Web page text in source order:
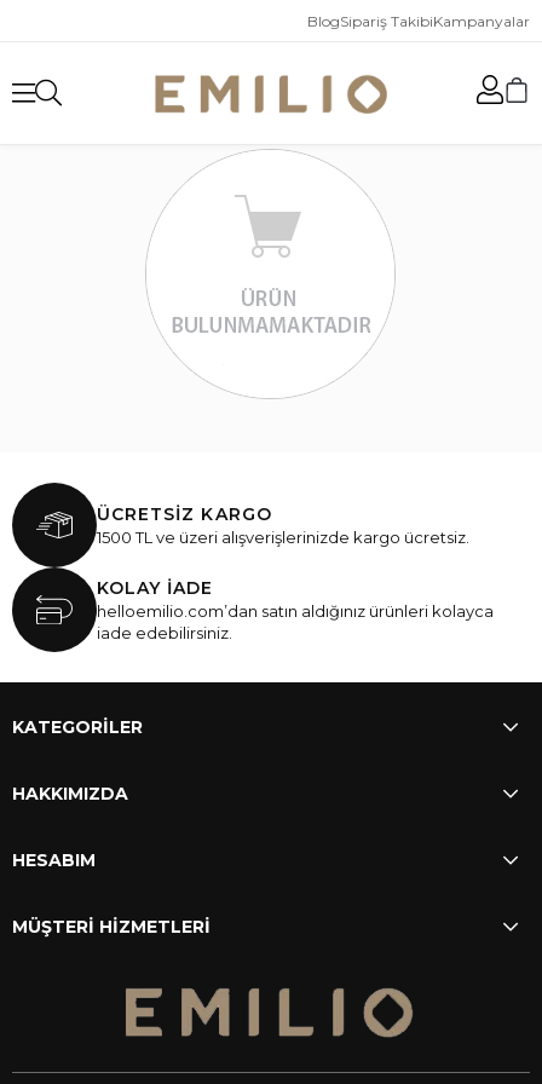
BlogSipariş TakibiKampanyalar
ÜCRETSİZ KARGO
1500 TL ve üzeri alışverişlerinizde kargo ücretsiz.
KOLAY İADE
helloemilio.com’dan satın aldığınız ürünleri kolayca
iade edebilirsiniz.
KATEGORİLER
HAKKIMIZDA
HESABIM
MÜŞTERİ HİZMETLERİ